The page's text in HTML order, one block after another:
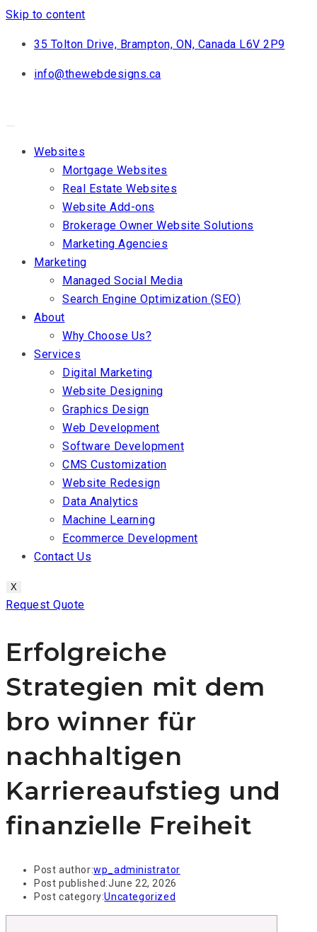
Skip to content
35 Tolton Drive, Brampton, ON, Canada L6V 2P9
info@thewebdesigns.ca
Websites
Mortgage Websites
Real Estate Websites
Website Add-ons
Brokerage Owner Website Solutions
Marketing Agencies
Marketing
Managed Social Media
Search Engine Optimization (SEO)
About
Why Choose Us?
Services
Digital Marketing
Website Designing
Graphics Design
Web Development
Software Development
CMS Customization
Website Redesign
Data Analytics
Machine Learning
Ecommerce Development
Contact Us
X
Request Quote
Erfolgreiche
Strategien mit dem
bro winner für
nachhaltigen
Karriereaufstieg und
finanzielle Freiheit
Post author:wp_administrator
Post published:June 22, 2026
Post category:Uncategorized